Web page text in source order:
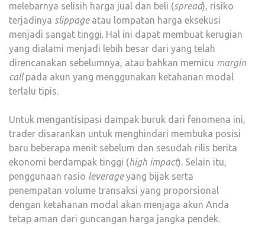
melebarnya selisih harga jual dan beli (spread), risiko
terjadinya slippageatau lompatan harga eksekusi
menjadi sangat tinggi. Hal ini dapat membuat kerugian
yang dialami menjadi lebih besar dari yang telah
direncanakan sebelumnya, atau bahkan memicu margin
callpada akun yang menggunakan ketahanan modal
terlalu tipis.
Untuk mengantisipasi dampak buruk dari fenomena ini,
trader disarankan untuk menghindari membuka posisi
baru beberapa menit sebelum dan sesudah rilis berita
ekonomi berdampak tinggi (high impact). Selain itu,
penggunaan rasio leverageyang bijak serta
penempatan volume transaksi yang proporsional
dengan ketahanan modal akan menjaga akun Anda
tetap aman dari guncangan harga jangka pendek.